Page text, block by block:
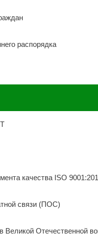
распорядка
качества ISO
связи (ПОС)
Великой Отечественной